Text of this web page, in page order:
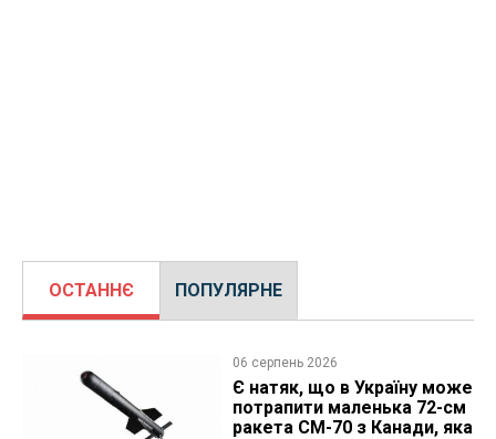
ОСТАННЄ ПОПУЛЯРНЕ
06 серпень 2026
Є натяк, що в Україну може
потрапити маленька 72-см
ракета CM-70 з Канади, яка